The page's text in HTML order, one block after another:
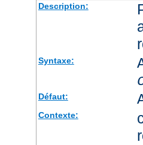
Description:
Syntaxe:
Défaut:
Contexte: